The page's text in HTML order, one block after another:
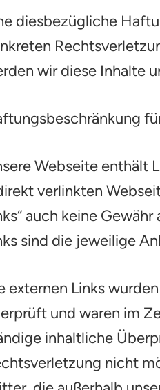
diesbezügliche
wir diese Inhalte
Webseite enthält
verlinkten
auch keine
sind die jeweilige
externen Links
und waren im
inhaltliche
nicht